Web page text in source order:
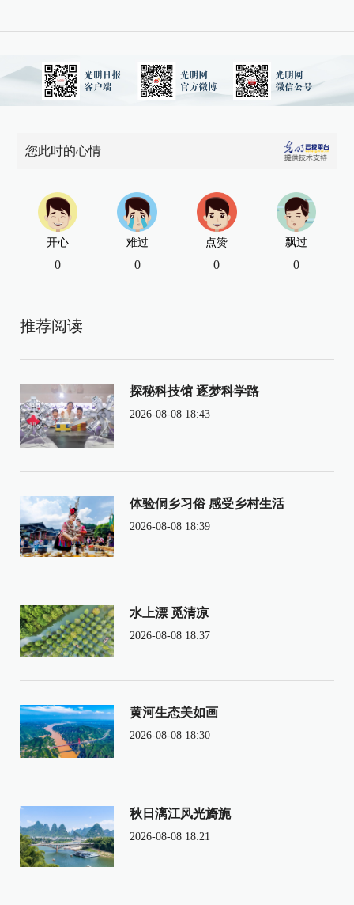
您此时的心情
开心
0
难过
0
点赞
0
飘过
0
推荐阅读
探秘科技馆 逐梦科学路
2026-08-08 18:43
体验侗乡习俗 感受乡村生活
2026-08-08 18:39
水上漂 觅清凉
2026-08-08 18:37
黄河生态美如画
2026-08-08 18:30
秋日漓江风光旖旎
2026-08-08 18:21